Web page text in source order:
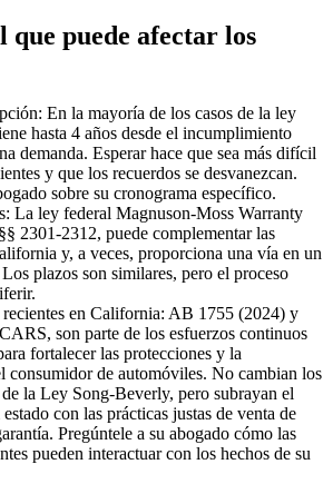
que puede afectar los
En la mayoría de los casos de la ley
hasta 4 años desde el incumplimiento
demanda. Esperar hace que sea más difícil
y que los recuerdos se desvanezcan.
sobre su cronograma específico.
La ley federal Magnuson-Moss Warranty
2301-2312, puede complementar las
y, a veces, proporciona una vía en un
plazos son similares, pero el proceso
en California: AB 1755 (2024) y
son parte de los esfuerzos continuos
fortalecer las protecciones y la
consumidor de automóviles. No cambian los
la Ley Song-Beverly, pero subrayan el
con las prácticas justas de venta de
Pregúntele a su abogado cómo las
pueden interactuar con los hechos de su